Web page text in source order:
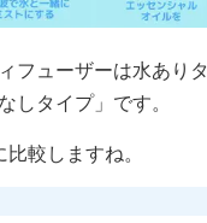
フューザーは水あり
しタイプ」です。
較しますね。